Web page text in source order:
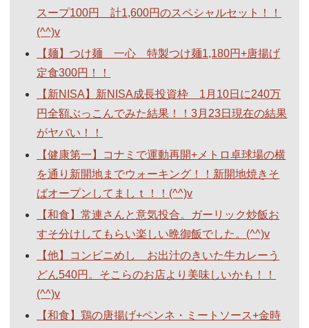
スープ100円 計1,600円のスペシャルセット！！
(^^)v
【麺】つけ麺 一心 特製つけ麺1,180円+唐揚げ
定食300円！！
【新NISA】新NISA成長投資枠 1月10日に240万
円全額ぶっこんでみた結果！！3月23日現在の結果
がヤバい！！
【健康第一】コナミで運動再開+メトロ卓球場の横
を通り新開地までウォーキング！！新開地焼きそ
ばオープンしてましｔ！！(^^)v
【和食】常連さんと意気投合。ガーリック炒飯お
すそ分けしてもらい楽しい晩御飯でした。(^^)v
【他】コンビニめし お出汁のきいた牛カレーう
どん540円。そこらのお店より美味しいかも！！
(^^)v
【和食】鶏の唐揚げ+ペンネ・ミートソース+金時